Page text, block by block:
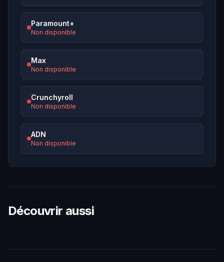
Paramount+
Non disponible
Max
Non disponible
Crunchyroll
Non disponible
ADN
Non disponible
Découvrir aussi